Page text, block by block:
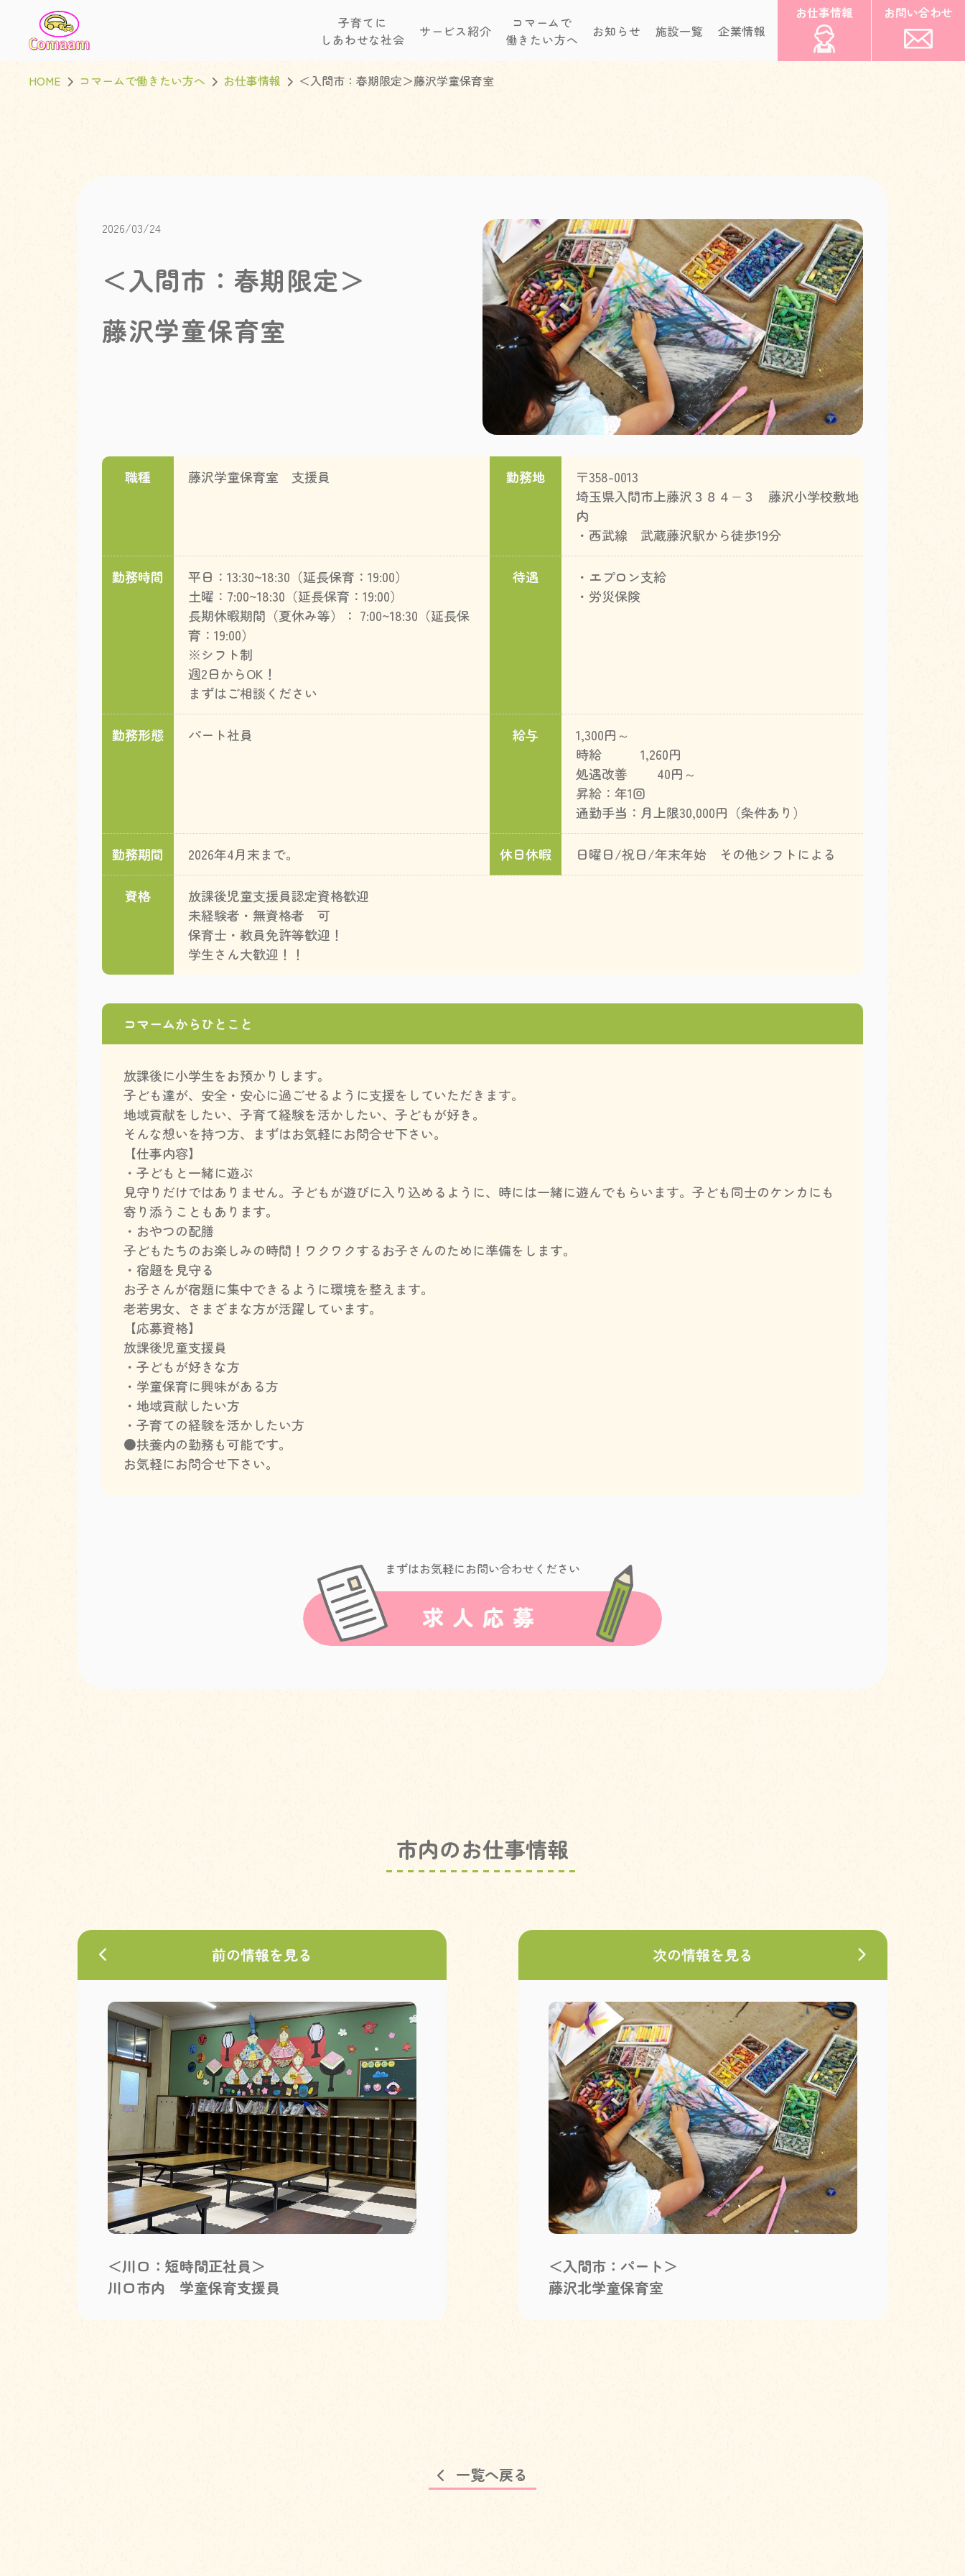
子育てに
しあわせな社会
サービス紹介
コマームで
働きたい方へ
お知らせ 施設一覧 企業情報
お仕事情報 お問い合わせ
HOME コマームで働きたい方へ お仕事情報 ＜入間市：春期限定＞藤沢学童保育室
2026/03/24
＜入間市：春期限定＞
藤沢学童保育室
職種 藤沢学童保育室 支援員 勤務地
〒358-0013
埼玉県入間市上藤沢３８４−３ 藤沢小学校敷地
内
・西武線 武蔵藤沢駅から徒歩19分
勤務時間
平日：13:30~18:30（延長保育：19:00）
土曜：7:00~18:30（延長保育：19:00）
長期休暇期間（夏休み等）： 7:00~18:30（延長保
育：19:00）
※シフト制
週2日からOK！
まずはご相談ください
待遇
・エプロン支給
・労災保険
勤務形態 パート社員 給与
1,300円～
時給 1,260円
処遇改善 40円～
昇給：年1回
通勤手当：月上限30,000円（条件あり）
勤務期間 2026年4月末まで。 休日休暇 日曜日/祝日/年末年始 その他シフトによる
資格
放課後児童支援員認定資格歓迎
未経験者・無資格者 可
保育士・教員免許等歓迎！
学生さん大歓迎！！
コマームからひとこと
放課後に小学生をお預かりします。
子ども達が、安全・安心に過ごせるように支援をしていただきます。
地域貢献をしたい、子育て経験を活かしたい、子どもが好き。
そんな想いを持つ方、まずはお気軽にお問合せ下さい。
【仕事内容】
・子どもと一緒に遊ぶ
見守りだけではありません。子どもが遊びに入り込めるように、時には一緒に遊んでもらいます。子ども同士のケンカにも
寄り添うこともあります。
・おやつの配膳
子どもたちのお楽しみの時間！ワクワクするお子さんのために準備をします。
・宿題を見守る
お子さんが宿題に集中できるように環境を整えます。
老若男女、さまざまな方が活躍しています。
【応募資格】
放課後児童支援員
・子どもが好きな方
・学童保育に興味がある方
・地域貢献したい方
・子育ての経験を活かしたい方
●扶養内の勤務も可能です。
お気軽にお問合せ下さい。
まずはお気軽にお問い合わせください
求人応募
市内のお仕事情報
前の情報を見る
＜川口：短時間正社員＞
川口市内 学童保育支援員
次の情報を見る
＜入間市：パート＞
藤沢北学童保育室
一覧へ戻る